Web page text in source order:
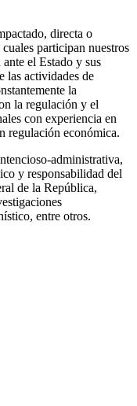
directa o
participan nuestros
el Estado y sus
las actividades de
la
la regulación y el
con experiencia en
regulación económica.
administrativa,
y responsabilidad del
de la República,
entre otros.